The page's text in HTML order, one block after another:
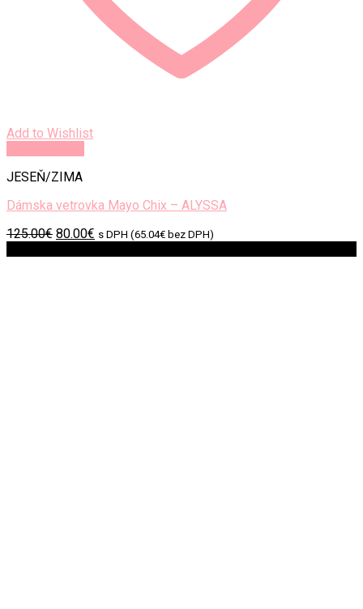
Add to Wishlist
JESEŇ/ZIMA
Dámska vetrovka Mayo Chix – ALYSSA
125.00€ Original
80.00€ Current
s DPH (65.04€ bez DPH)